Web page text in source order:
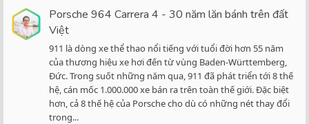
Porsche 964 Carrera 4 - 30 năm lăn bánh trên đất
Việt
911 là dòng xe thể thao nổi tiếng với tuổi đời hơn 55 năm
của thương hiệu xe hơi đến từ vùng Baden-Württemberg,
Đức. Trong suốt những năm qua, 911 đã phát triển tới 8 thế
hệ, cán mốc 1.000.000 xe bán ra trên toàn thế giới. Đặc biệt
hơn, cả 8 thế hệ của Porsche cho dù có những nét thay đổi
trong...